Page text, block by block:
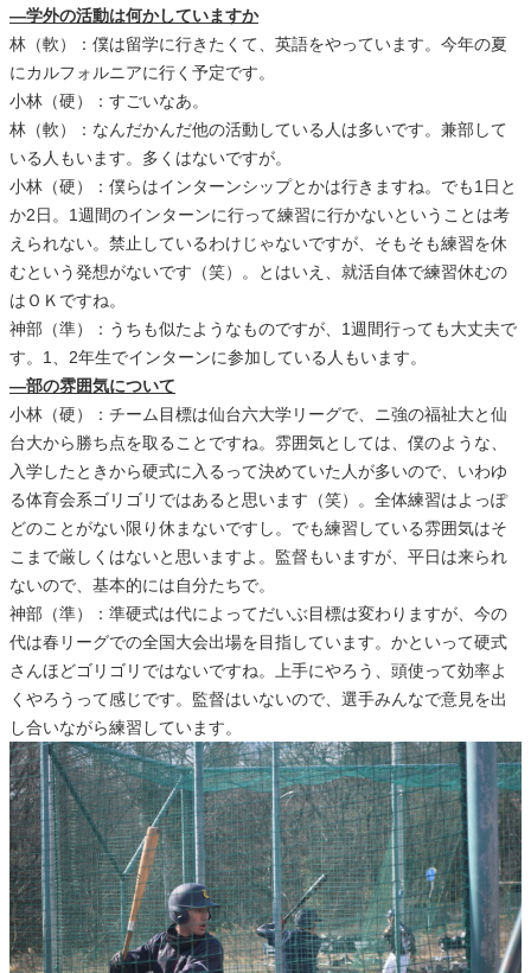
―学外の活動は何かしていますか
林（軟）：僕は留学に行きたくて、英語をやっています。今年の夏
にカルフォルニアに行く予定です。
小林（硬）：すごいなあ。
林（軟）：なんだかんだ他の活動している人は多いです。兼部して
いる人もいます。多くはないですが。
小林（硬）：僕らはインターンシップとかは行きますね。でも1日と
か2日。1週間のインターンに行って練習に行かないということは考
えられない。禁止しているわけじゃないですが、そもそも練習を休
むという発想がないです（笑）。とはいえ、就活自体で練習休むの
はＯＫですね。
神部（準）：うちも似たようなものですが、1週間行っても大丈夫で
す。1、2年生でインターンに参加している人もいます。
―部の雰囲気について
小林（硬）：チーム目標は仙台六大学リーグで、ニ強の福祉大と仙
台大から勝ち点を取ることですね。雰囲気としては、僕のような、
入学したときから硬式に入るって決めていた人が多いので、いわゆ
る体育会系ゴリゴリではあると思います（笑）。全体練習はよっぽ
どのことがない限り休まないですし。でも練習している雰囲気はそ
こまで厳しくはないと思いますよ。監督もいますが、平日は来られ
ないので、基本的には自分たちで。
神部（準）：準硬式は代によってだいぶ目標は変わりますが、今の
代は春リーグでの全国大会出場を目指しています。かといって硬式
さんほどゴリゴリではないですね。上手にやろう、頭使って効率よ
くやろうって感じです。監督はいないので、選手みんなで意見を出
し合いながら練習しています。